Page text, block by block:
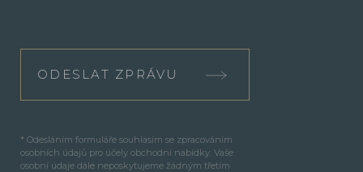
ODESLAT ZPRÁVU
* Odesláním formuláře souhlasím se zpracováním
osobních údajů pro účely obchodní nabídky. Vaše
osobní údaje dále neposkytujeme žádným třetím